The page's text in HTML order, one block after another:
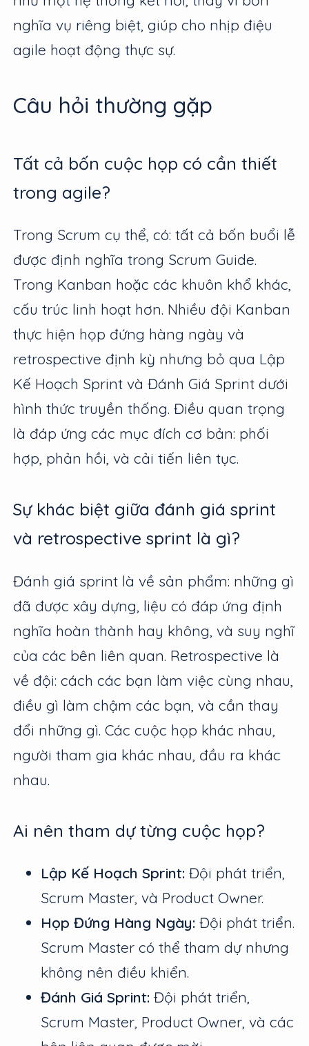
nghĩa vụ riêng biệt, giúp cho nhịp điệu
agile hoạt động thực sự.
Câu hỏi thường gặp
Tất cả bốn cuộc họp có cần thiết
trong agile?
Trong Scrum cụ thể, có: tất cả bốn buổi lễ
được định nghĩa trong Scrum Guide.
Trong Kanban hoặc các khuôn khổ khác,
cấu trúc linh hoạt hơn. Nhiều đội Kanban
thực hiện họp đứng hàng ngày và
retrospective định kỳ nhưng bỏ qua Lập
Kế Hoạch Sprint và Đánh Giá Sprint dưới
hình thức truyền thống. Điều quan trọng
là đáp ứng các mục đích cơ bản: phối
hợp, phản hồi, và cải tiến liên tục.
Sự khác biệt giữa đánh giá sprint
và retrospective sprint là gì?
Đánh giá sprint là về sản phẩm: những gì
đã được xây dựng, liệu có đáp ứng định
nghĩa hoàn thành hay không, và suy nghĩ
của các bên liên quan. Retrospective là
về đội: cách các bạn làm việc cùng nhau,
điều gì làm chậm các bạn, và cần thay
đổi những gì. Các cuộc họp khác nhau,
người tham gia khác nhau, đầu ra khác
nhau.
Ai nên tham dự từng cuộc họp?
Lập Kế Hoạch Sprint: Đội phát triển,
Scrum Master, và Product Owner.
Họp Đứng Hàng Ngày: Đội phát triển.
Scrum Master có thể tham dự nhưng
không nên điều khiển.
Đánh Giá Sprint: Đội phát triển,
Scrum Master, Product Owner, và các